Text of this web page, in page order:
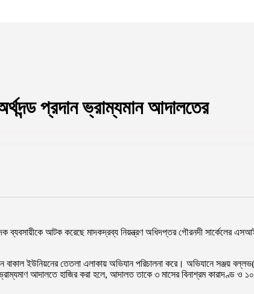
প্রদান ভ্রাম্যমান আদালতের
ব্যবসায়ীকে আটক করেছে মাদকদ্রব্য নিয়ন্ত্রণ অধিদপ্তর গৌরনদী
বাকাল ইউনিয়নের তেতলা এলাকায় অভিযান পরিচালনা করে। অভিযানে সঞ্জয়
আদালতে হাজির করা হলে, আদালত তাকে ৩ মাসের বিনাশ্রম কারাদণ্ড ও